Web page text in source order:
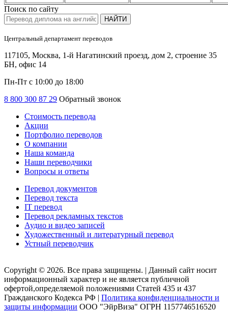
Поиск по сайту
НАЙТИ
Центральный департамент переводов
117105, Москва, 1-й Нагатинский проезд, дом 2, строение 35
БН, офис 14
Пн-Пт с 10:00 до 18:00
8 800 300 87 29 Обратный звонок
Стоимость перевода
Акции
Портфолио переводов
О компании
Наша команда
Наши переводчики
Вопросы и ответы
Перевод документов
Перевод текста
IT перевод
Перевод рекламных текстов
Аудио и видео записей
Художественный и литературный перевод
Устный переводчик
Copyright © 2026. Все права защищены. | Данный сайт носит
информационный характер и не является публичной
офертой,определяемой положениями Статей 435 и 437
Гражданского Кодекса РФ | Политика конфиденциальности и
защиты информации ООО "ЭйрВиза" ОГРН 1157746516520